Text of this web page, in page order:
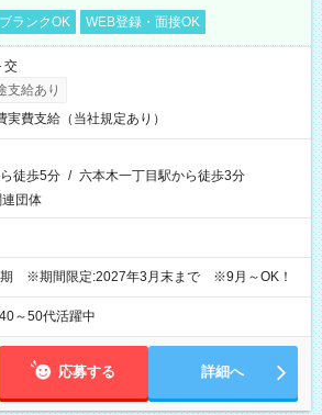
ブランクOK WEB登録・面接OK
交
支給あり
実費支給（当社規定あり）
徒歩5分 / 六本木一丁目駅から徒歩3分
団体
期 ※期間限定:2027年3月末まで ※9月～OK！
40～50代活躍中
応募する 詳細へ